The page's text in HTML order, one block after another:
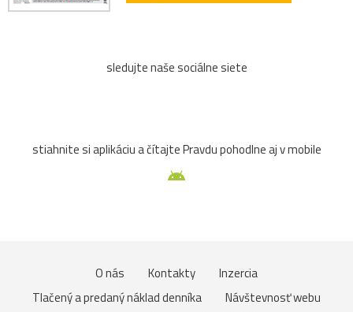
sledujte naše sociálne siete
stiahnite si aplikáciu a čítajte Pravdu pohodlne aj v mobile
O nás Kontakty
Inzercia
Tlačený a predaný náklad denníka
Návštevnosť webu